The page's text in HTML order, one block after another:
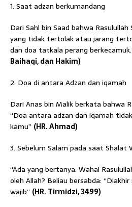
1. Saat adzan berkumandang
Dari Sahl bin Saad bahwa Rasulullah
yang tidak tertolak atau jarang
dan doa tatkala perang
Baihaqi, dan Hakim)
2. Doa di antara Adzan dan iqamah
Dari Anas bin Malik berkata bahwa
“Doa antara adzan dan iqamah
kamu” (HR. Ahmad)
3. Sebelum Salam pada saat Shalat
“Ada yang bertanya: Wahai
oleh Allah? Beliau bersabda:
wajib” (HR. Tirmidzi, 3499)